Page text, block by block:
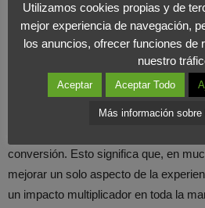
Por qué es clave
El poder del efecto halo radica en su
percepción del consumidorsin que
consciente. Una única interacción
conversión. Esto significa que, en
mejorar un solo aspecto de la
un impacto multiplicador en toda la
Utilizamos cookies propias y de
mejor experiencia de navegación,
los anuncios, ofrecer funciones de
nuestro
Aceptar Aceptar Todo
Más información